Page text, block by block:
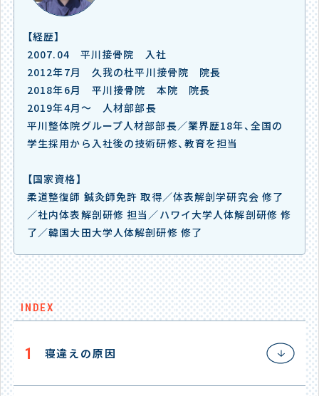
【経歴】
2007.04 平川接骨院 入社
2012年7月 久我の杜平川接骨院 院長
2018年6月 平川接骨院 本院 院長
2019年4月～ 人材部部長
平川整体院グループ人材部部長／業界歴18年、全国の
学生採用から入社後の技術研修、教育を担当
【国家資格】
柔道整復師 鍼灸師免許 取得／体表解剖学研究会 修了
／社内体表解剖研修 担当／ハワイ大学人体解剖研修 修
了／韓国大田大学人体解剖研修 修了
INDEX
1 寝違えの原因